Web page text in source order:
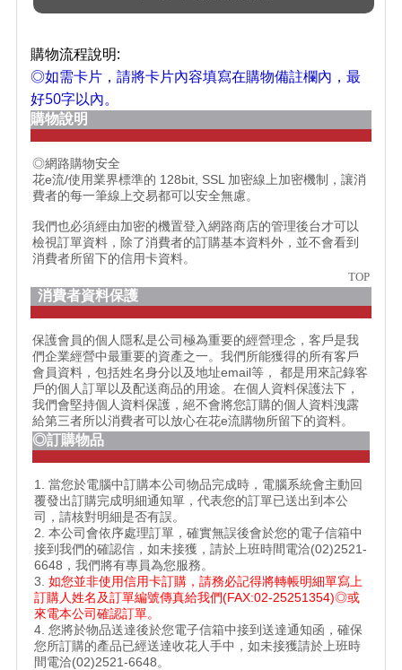
購物流程說明:
◎如需卡片，請將卡片內容填寫在購物備註欄內，最
好50字以內。
購物說明
◎網路購物安全
花e流/使用業界標準的 128bit, SSL 加密線上加密機制，讓消
費者的每一筆線上交易都可以安全無慮。
我們也必須經由加密的機置登入網路商店的管理後台才可以
檢視訂單資料，除了消費者的訂購基本資料外，並不會看到
消費者所留下的信用卡資料。
TOP
消費者資料保護
保護會員的個人隱私是公司極為重要的經營理念，客戶是我
們企業經營中最重要的資產之一。我們所能獲得的所有客戶
會員資料，包括姓名身分以及地址email等， 都是用來記錄客
戶的個人訂單以及配送商品的用途。在個人資料保護法下，
我們會堅持個人資料保護，絕不會將您訂購的個人資料洩露
給第三者所以消費者可以放心在花e流購物所留下的資料。
◎訂購物品
1. 當您於電腦中訂購本公司物品完成時，電腦系統會主動回
覆發出訂購完成明細通知單，代表您的訂單已送出到本公
司，請核對明細是否有誤。
2. 本公司會依序處理訂單，確實無誤後會於您的電子信箱中
接到我們的確認信，如未接獲，請於上班時間電洽(02)2521-
6648，我們將有專員為您服務。
3. 如您並非使用信用卡訂購，請務必記得將轉帳明細單寫上
訂購人姓名及訂單編號傳真給我們(FAX:02-25251354)◎或
來電本公司確認訂單。
4. 您將於物品送達後於您電子信箱中接到送達通知函，確保
您所訂購的產品已經送達收花人手中，如未接獲請於上班時
間電洽(02)2521-6648。